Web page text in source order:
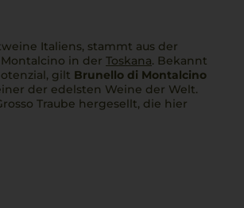
Italiens, stammt aus der
in der Toskana. Bekannt
gilt Brunello di Montalcino
der edelsten Weine der Welt.
Traube hergesellt, die hier